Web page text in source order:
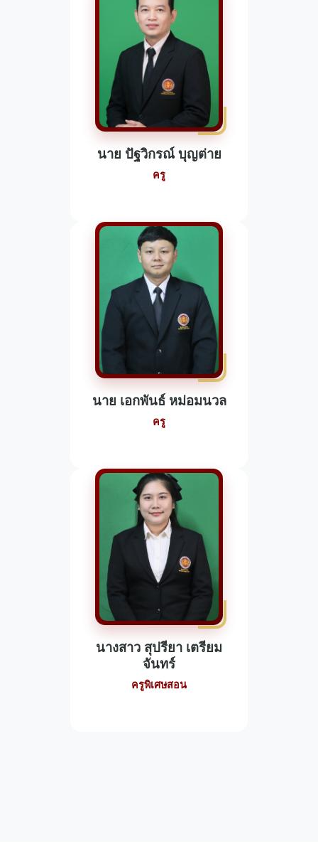
นาย ปัฐวิกรณ์ บุญต่าย
ครู
นาย เอกพันธ์ หม่อมนวล
ครู
นางสาว สุปรียา เตรียม
จันทร์
ครูพิเศษสอน